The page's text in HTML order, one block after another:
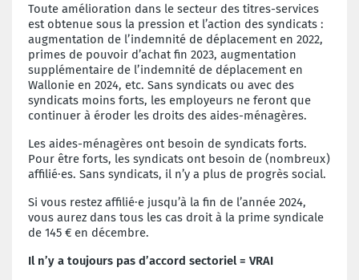
Toute amélioration dans le secteur des titres-services
est obtenue sous la pression et l’action des syndicats :
augmentation de l’indemnité de déplacement en 2022,
primes de pouvoir d’achat fin 2023, augmentation
supplémentaire de l’indemnité de déplacement en
Wallonie en 2024, etc. Sans syndicats ou avec des
syndicats moins forts, les employeurs ne feront que
continuer à éroder les droits des aides-ménagères.
Les aides-ménagères ont besoin de syndicats forts.
Pour être forts, les syndicats ont besoin de (nombreux)
affilié·es. Sans syndicats, il n’y a plus de progrès social.
Si vous restez affilié·e jusqu’à la fin de l’année 2024,
vous aurez dans tous les cas droit à la prime syndicale
de 145 € en décembre.
Il n’y a toujours pas d’accord sectoriel= VRAI